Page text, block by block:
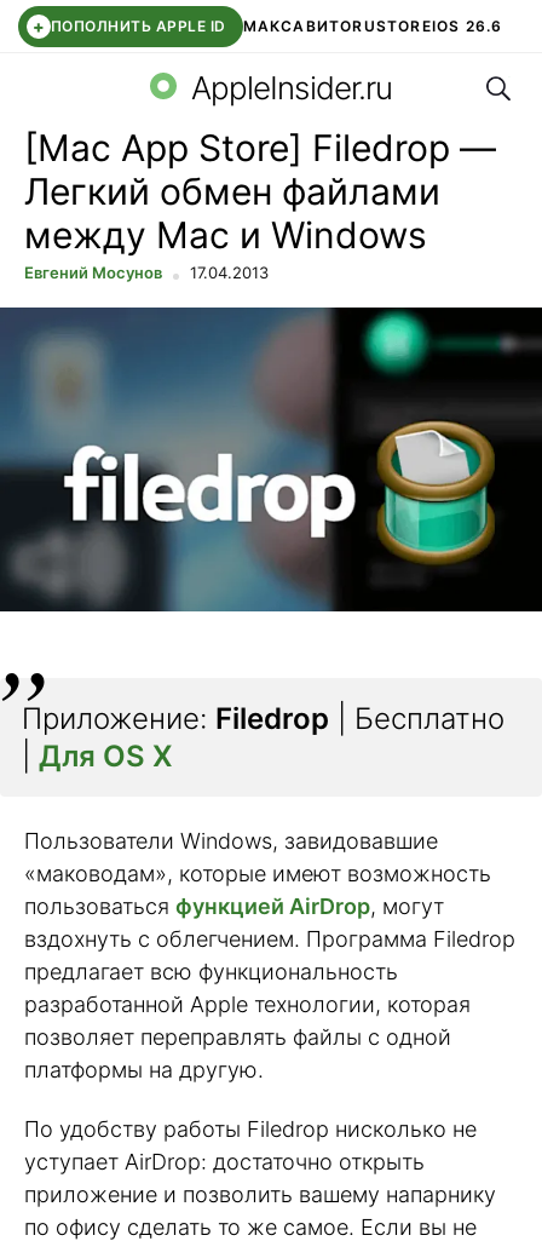
+ ПОПОЛНИТЬ APPLE ID МАКСАВИТОRUSTOREIOS 26.6
СБЕР КИДС ВТБ ОНЛАЙН ЧАТ В ROBLOX
AppleInsider.ru
[Mac App Store] Filedrop —
Легкий обмен файлами
между Mac и Windows
Евгений Мосунов 17.04.2013
Приложение: Filedrop | Бесплатно
Для OS X
Пользователи Windows, завидовавшие
«маководам», которые имеют возможность
пользоваться функцией AirDrop, могут
вздохнуть с облегчением. Программа Filedrop
предлагает всю функциональность
разработанной Apple технологии, которая
позволяет переправлять файлы с одной
платформы на другую.
По удобству работы Filedrop нисколько не
уступает AirDrop: достаточно открыть
приложение и позволить вашему напарнику
по офису сделать то же самое. Если вы не